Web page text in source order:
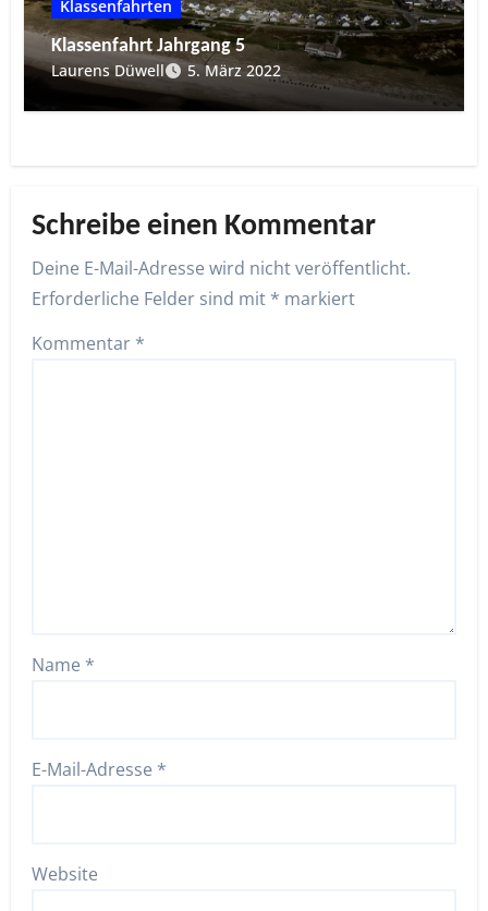
Klassenfahrten
Klassenfahrt Jahrgang 5
Laurens Düwell
5. März 2022
Schreibe einen Kommentar
Deine E-Mail-Adresse wird nicht veröffentlicht.
Erforderliche Felder sind mit * markiert
Kommentar *
Name *
E-Mail-Adresse *
Website